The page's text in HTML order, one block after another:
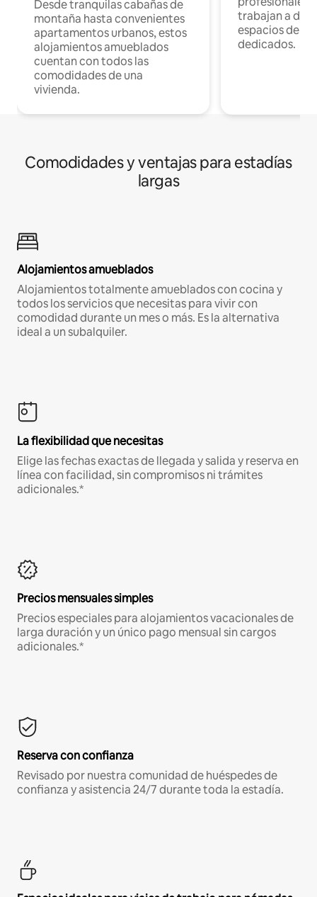
Desde tranquilas cabañas de
montaña hasta convenientes
apartamentos urbanos, estos
alojamientos amueblados
cuentan con todos las
comodidades de una
vivienda.
trabajan a
espacios de
dedicados.
Comodidades y ventajas para estadías
largas
Alojamientos amueblados
Alojamientos totalmente amueblados con cocina y
todos los servicios que necesitas para vivir con
comodidad durante un mes o más. Es la alternativa
ideal a un subalquiler.
La flexibilidad que necesitas
Elige las fechas exactas de llegada y salida y reserva en
línea con facilidad, sin compromisos ni trámites
adicionales.*
Precios mensuales simples
Precios especiales para alojamientos vacacionales de
larga duración y un único pago mensual sin cargos
adicionales.*
Reserva con confianza
Revisado por nuestra comunidad de huéspedes de
confianza y asistencia 24/7 durante toda la estadía.